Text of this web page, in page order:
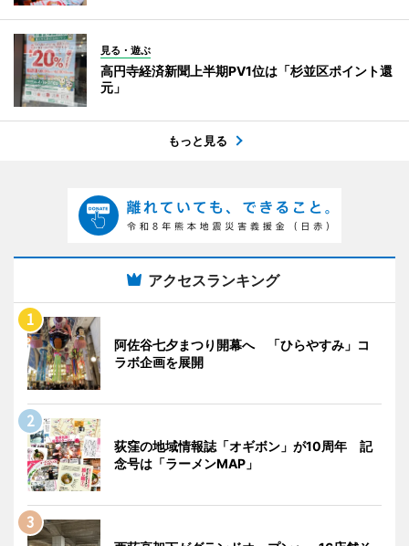
見る・遊ぶ
高円寺経済新聞上半期PV1位は「杉並区ポイント還
元」
もっと見る
アクセスランキング
阿佐谷七夕まつり開幕へ 「ひらやすみ」コ
ラボ企画を展開
荻窪の地域情報誌「オギボン」が10周年 記
念号は「ラーメンMAP」